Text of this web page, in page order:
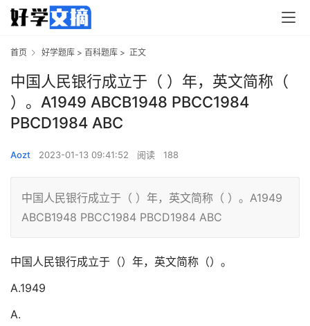
首页 好学题库 > 百科题库 > 正文
中国人民银行成立于（ ）年，英文简称（
）。A1949 ABCB1948 PBCC1984
PBCD1984 ABC
Aozt 2023-01-13 09:41:52 阅读 188
中国人民银行成立于（ ）年，英文简称（ ）。A1949
ABCB1948 PBCC1984 PBCD1984 ABC
中国人民银行成立于（）年，英文简称（）。
A.1949
A.